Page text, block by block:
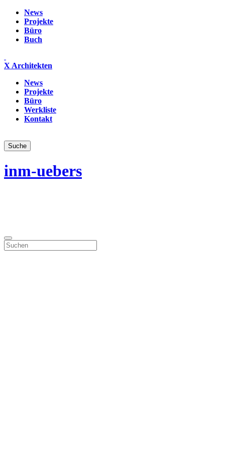
News
Projekte
Büro
Buch
X Architekten
News
Projekte
Büro
Werkliste
Kontakt
inm-uebers